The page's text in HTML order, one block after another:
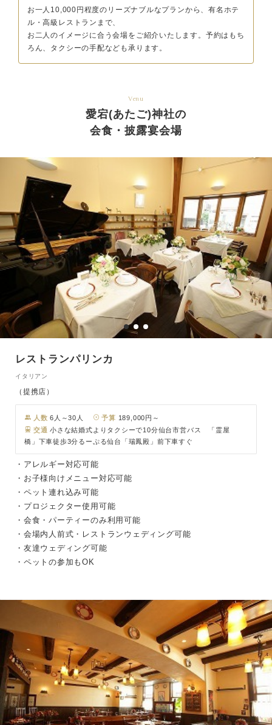
お一人10,000円程度のリーズナブルなプランから、有名ホテ
ル・高級レストランまで、
お二人のイメージに合う会場をご紹介いたします。予約はもち
ろん、タクシーの手配なども承ります。
Venu
愛宕(あたご)神社の
会食・披露宴会場
レストランパリンカ
イタリアン
（提携店）
人数 6人～30人 予算 189,000円～
交通 小さな結婚式よりタクシーで10分仙台市営バス 「霊屋
橋」下車徒歩3分るーぷる仙台「瑞鳳殿」前下車すぐ
・アレルギー対応可能
・お子様向けメニュー対応可能
・ペット連れ込み可能
・プロジェクター使用可能
・会食・パーティーのみ利用可能
・会場内人前式・レストランウェディング可能
・友達ウェディング可能
・ペットの参加もOK